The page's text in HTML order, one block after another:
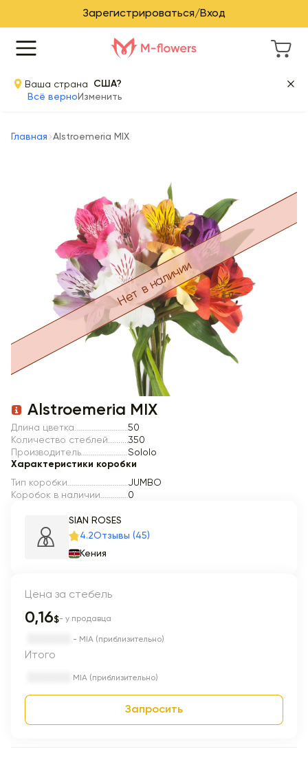
Зарегистрироваться/Вход
Ваша страна
США?
Всё верно Изменить
Главная Alstroemeria MIX
Item 1 of 1
Нет в наличии
Alstroemeria MIX
Длина цветка
50
Количество стеблей
350
Производитель
Sololo
Характеристики коробки
Тип коробки
JUMBO
Коробок в наличии
0
SIAN ROSES
4.2Отзывы (45)
Кения
Цена за стебель
0,16$- у продавца
- MIA (приблизительно)
Итого
MIA (приблизительно)
Запросить